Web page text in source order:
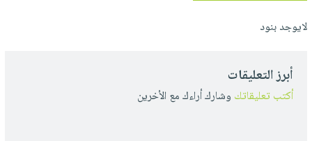
لايوجد بنود
أبرز التعليقات
أكتب تعليقاتك وشارك أراءك مع الأخرين